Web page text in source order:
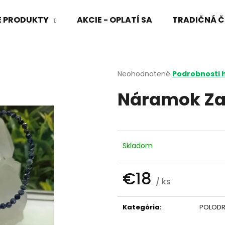
PRODUKTY AKCIE - OPLATÍ SA TRADIČNÁ
Priemerné
produktu
je
5
hviezdičiek.
Neohodnotené Podrobnosti
Náramok
Skladom
€18 / ks
cena:
Kategória:
HĽADAŤ
Odporúčame